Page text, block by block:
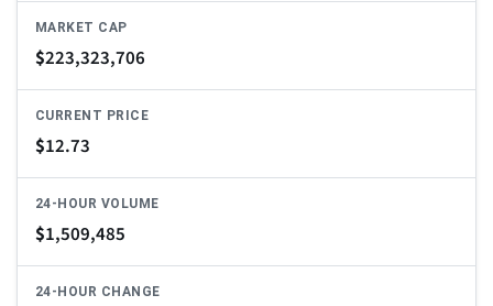
MARKET CAP
$223,323,706
CURRENT PRICE
$12.73
24-HOUR VOLUME
$1,509,485
24-HOUR CHANGE